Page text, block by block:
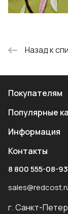
Назад к
Покупателям
Популярные
Информация
Контакты
8 800 555-08-93
г. Санкт-